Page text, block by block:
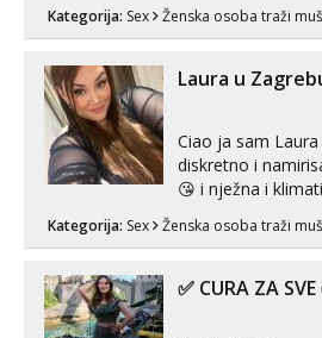
Kategorija: Sex Ženska osoba traži
Laura u
Ciao ja sam
diskretno i
😘 i nježna i
Pusenje i gutanje
tijelu Iskljucivo neradim analni !!! I
Kategorija: Sex Ženska osoba traži
✅ CURA ZA SVE